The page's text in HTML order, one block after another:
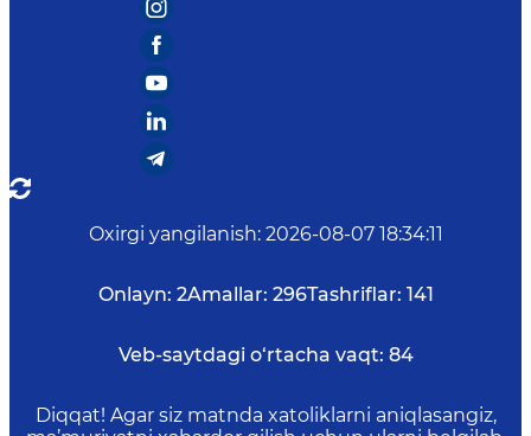
Oxirgi yangilanish: 2026-08-07 18:34:11
Onlayn: 2Amallar: 296Tashriflar: 141
Veb-saytdagi o‘rtacha vaqt: 84
Diqqat! Agar siz matnda xatoliklarni aniqlasangiz,